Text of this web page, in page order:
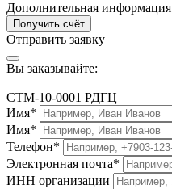
Дополнительная информация
Получить счёт
Отправить заявку
Вы заказывайте:
СТМ-10-0001 РДГЦ
Имя*
Имя*
Телефон*
Электронная почта*
ИНН организации